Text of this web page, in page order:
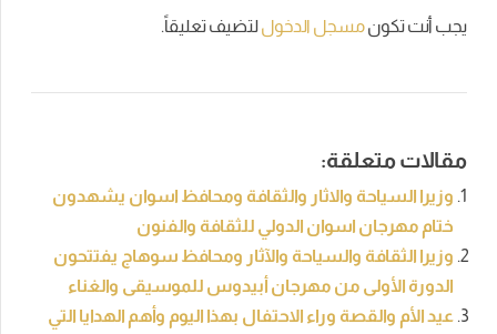
يجب أنت تكونمسجل الدخوللتضيف تعليقاً.
مقالات متعلقة:
وزيرا السياحة والاثار والثقافة ومحافظ اسوان يشهدون
ختام مهرجان اسوان الدولي للثقافة والفنون
وزيرا الثقافة والسياحة والآثار ومحافظ سوهاج يفتتحون
الدورة الأولى من مهرجان أبيدوس للموسيقى والغناء
عيد الأم والقصة وراء الاحتفال بهذا اليوم وأهم الهدايا التي